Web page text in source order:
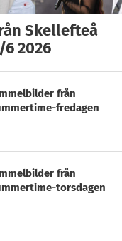
Skellefteå
2026
från
fredagen
från
torsdagen